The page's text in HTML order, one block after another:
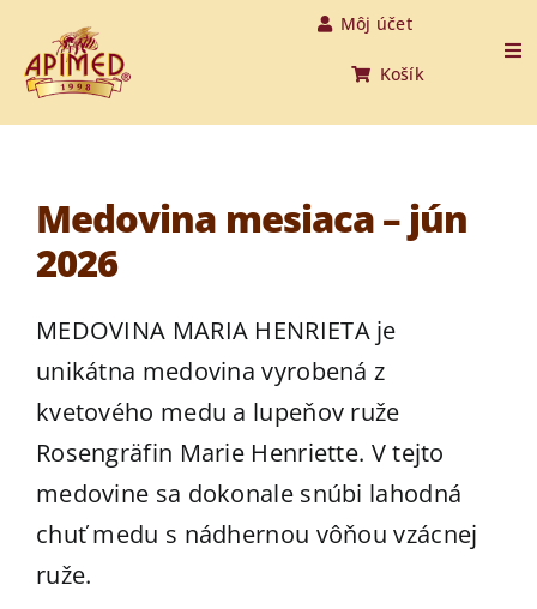
content
Môj účet
Košík
Produkty
O medovine
O nás
O včelách
Kde kúpiť
Medovina mesiaca – jún
2026
MEDOVINA MARIA HENRIETA je
unikátna medovina vyrobená z
kvetového medu a lupeňov ruže
Rosengräfin Marie Henriette. V tejto
medovine sa dokonale snúbi lahodná
chuť medu s nádhernou vôňou vzácnej
ruže.